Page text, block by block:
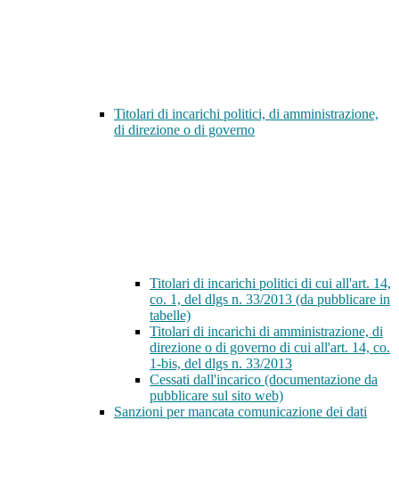
Titolari di incarichi politici, di amministrazione,
di direzione o di governo
Titolari di incarichi politici di cui all'art. 14,
co. 1, del dlgs n. 33/2013 (da pubblicare in
tabelle)
Titolari di incarichi di amministrazione, di
direzione o di governo di cui all'art. 14, co.
1-bis, del dlgs n. 33/2013
Cessati dall'incarico (documentazione da
pubblicare sul sito web)
Sanzioni per mancata comunicazione dei dati